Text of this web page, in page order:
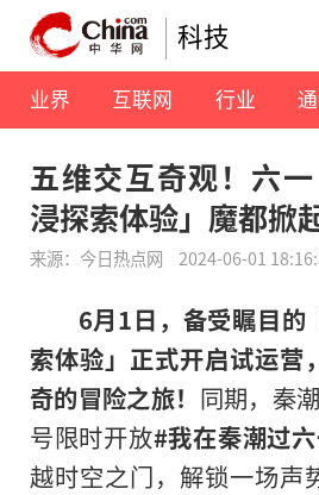
科技
业界 互联网 行业
五维交互奇观！六
浸探索体验」魔都掀
来源：今日热点网 2024-06-01
6月1日， 备受瞩目的
索体验」 正式开启试运营，
奇的冒险之旅！ 同期，秦
号限时开放#我在秦潮过
越时空之门，解锁一场声